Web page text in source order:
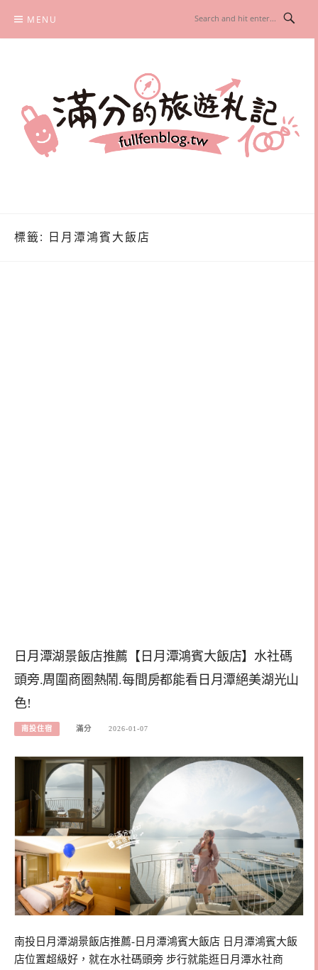
content
MENU
標籤: 日月潭鴻賓大飯店
日月潭湖景飯店推薦【日月潭鴻賓大飯店】水社碼
頭旁.周圍商圈熱鬧.每間房都能看日月潭絕美湖光山
色!
南投住宿 滿分 2026-01-07
南投日月潭湖景飯店推薦-日月潭鴻賓大飯店 日月潭鴻賓大飯
店位置超級好，就在水社碼頭旁 步行就能逛日月潭水社商